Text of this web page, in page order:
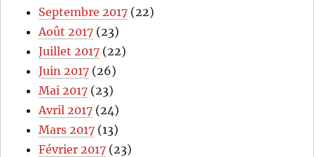
Septembre 2017 (22)
Août 2017 (23)
Juillet 2017 (22)
Juin 2017 (26)
Mai 2017 (23)
Avril 2017 (24)
Mars 2017 (13)
Février 2017 (23)